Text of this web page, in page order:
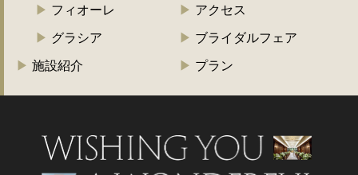
フィオーレ
グラシア
施設紹介
アクセス
ブライダルフェア
プラン